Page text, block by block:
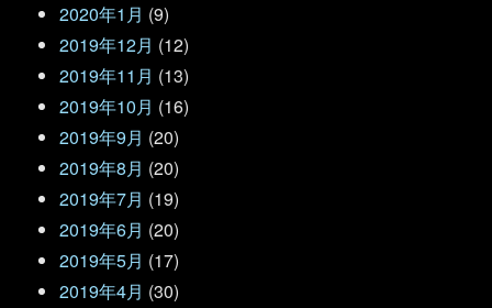
2020年1月 (9)
2019年12月 (12)
2019年11月 (13)
2019年10月 (16)
2019年9月 (20)
2019年8月 (20)
2019年7月 (19)
2019年6月 (20)
2019年5月 (17)
2019年4月 (30)